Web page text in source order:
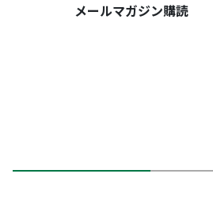
メールマガジン購読